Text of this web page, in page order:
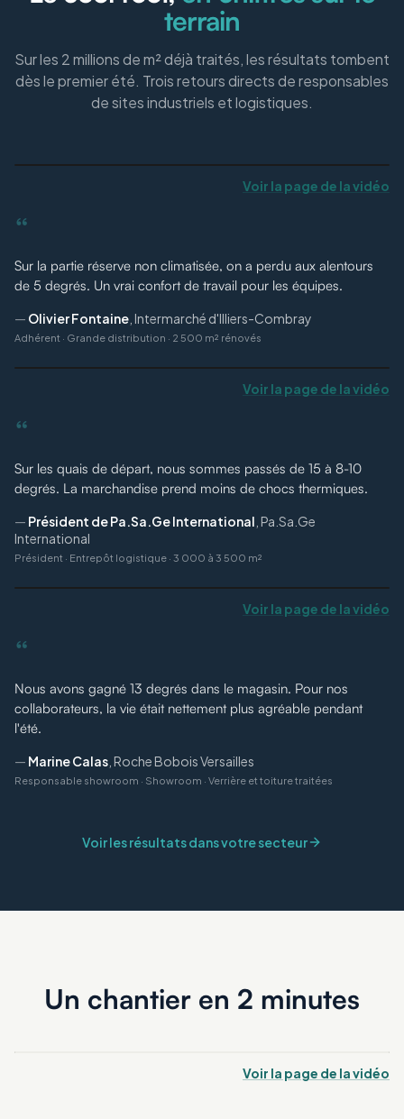
terrain
Sur les 2 millions de m² déjà traités, les résultats tombent
dès le premier été. Trois retours directs de responsables
de sites industriels et logistiques.
Voir la page de la vidéo
“
Sur la partie réserve non climatisée, on a perdu aux alentours
de 5 degrés. Un vrai confort de travail pour les équipes.
— Olivier Fontaine Intermarché d'Illiers-Combray
Adhérent · Grande distribution · 2 500 m² rénovés
Voir la page de la vidéo
“
Sur les quais de départ, nous sommes passés de 15 à 8-10
degrés. La marchandise prend moins de chocs thermiques.
— Président de Pa.Sa.Ge International Pa.Sa.Ge
International
Président · Entrepôt logistique · 3 000 à 3 500 m²
Voir la page de la vidéo
“
Nous avons gagné 13 degrés dans le magasin. Pour nos
collaborateurs, la vie était nettement plus agréable pendant
l'été.
— Marine Calas Roche Bobois Versailles
Responsable showroom · Showroom · Verrière et toiture traitées
Voir les résultats dans votre secteur
Un chantier en 2 minutes
Voir la page de la vidéo